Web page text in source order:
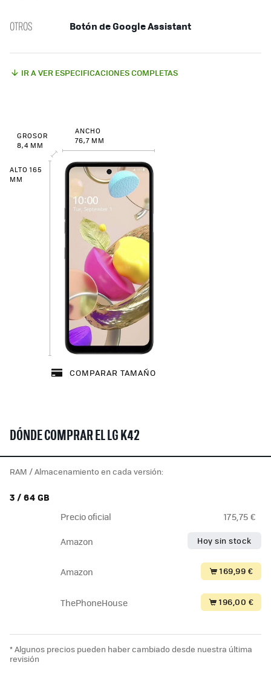
OTROS Botón de Google Assistant
IR A VER ESPECIFICACIONES COMPLETAS
GROSOR
8,4 MM
ANCHO
76,7 MM
ALTO 165
MM
COMPARAR TAMAÑO
DÓNDE COMPRAR EL LG K42
RAM / Almacenamiento en cada versión:
3 / 64 GB
Precio oficial 175,75 €
Amazon Hoy sin stock
Amazon 169,99 €
ThePhoneHouse 196,00 €
* Algunos precios pueden haber cambiado desde nuestra última
revisión